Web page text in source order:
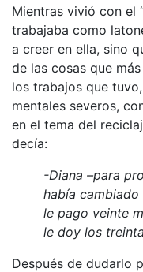
Mientras vivió con el
trabajaba como
a creer en ella, sino
de las cosas que
los trabajos que
mentales severos,
en el tema del
decía:
-Diana –para
había
le pago veinte
le doy los
Después de dudarlo